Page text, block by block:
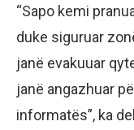
“Sapo kemi
duke siguruar
janë evakuuar
janë angazhuar
informatës”, ka